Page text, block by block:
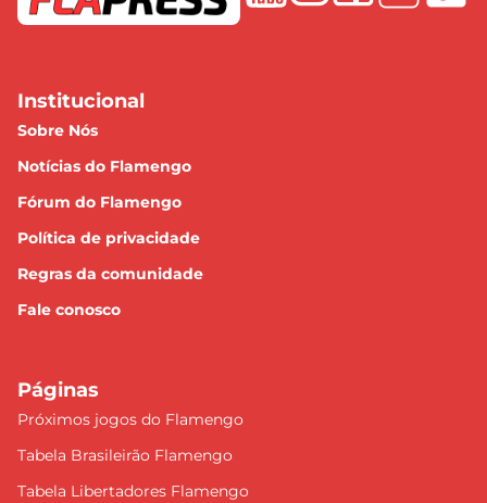
Institucional
Sobre Nós
Notícias do Flamengo
Fórum do Flamengo
Política de privacidade
Regras da comunidade
Fale conosco
Páginas
Próximos jogos do Flamengo
Tabela Brasileirão Flamengo
Tabela Libertadores Flamengo